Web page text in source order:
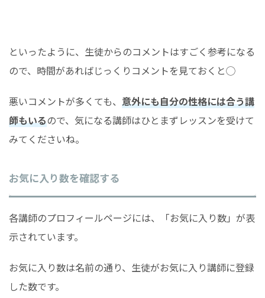
といったように、生徒からのコメントはすごく参考になる
ので、時間があればじっくりコメントを見ておくと◯
悪いコメントが多くても、 意外にも自分の性格には合う講
師もいるので、気になる講師はひとまずレッスンを受けて
みてくださいね。
お気に入り数を確認する
各講師のプロフィールページには、「お気に入り数」が表
示されています。
お気に入り数は名前の通り、生徒がお気に入り講師に登録
した数です。